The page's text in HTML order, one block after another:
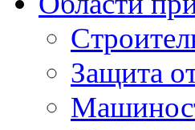
Защита